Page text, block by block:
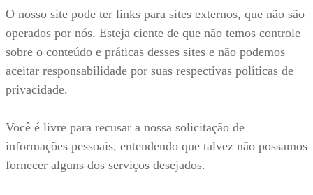
O nosso site pode ter links para sites externos, que não são
operados por nós. Esteja ciente de que não temos controle
sobre o conteúdo e práticas desses sites e não podemos
aceitar responsabilidade por suas respectivas políticas de
privacidade.
Você é livre para recusar a nossa solicitação de
informações pessoais, entendendo que talvez não possamos
fornecer alguns dos serviços desejados.